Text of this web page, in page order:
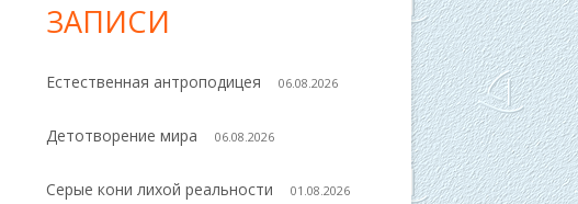
ЗАПИСИ
Естественная антроподицея 06.08.2026
Детотворение мира 06.08.2026
Серые кони лихой реальности 01.08.2026